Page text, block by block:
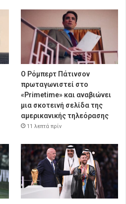
Ο Ρόμπερτ Πάτινσον
πρωταγωνιστεί στο
«Primetime» και αναβιώνει
μια σκοτεινή σελίδα της
αμερικανικής τηλεόρασης
11 λεπτά πρίν